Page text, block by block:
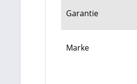
Garantie
Marke